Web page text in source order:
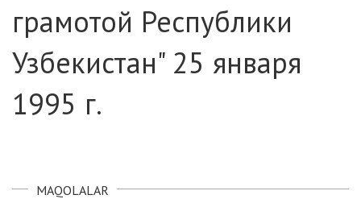
грамотой Республики
Узбекистан" 25 января
1995 г.
MAQOLALAR